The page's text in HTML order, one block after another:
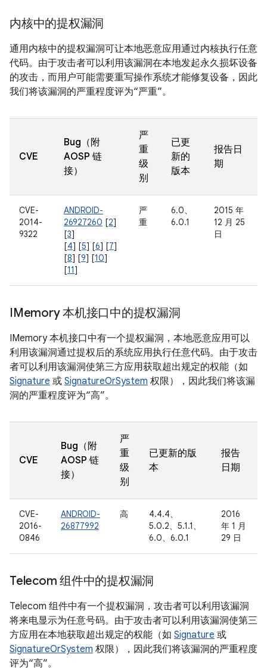
内核中的提权漏洞
通用内核中的提权漏洞可让本地恶意应用通过内核执行任意
代码。由于攻击者可以利用该漏洞在本地发起永久损坏设备
的攻击，而用户可能需要重写操作系统才能修复设备，因此
我们将该漏洞的严重程度评为“严重”。
CVE
Bug（附
AOSP 链
接）
严
重
级
别
已更
新的
版本
报告日
期
CVE-
2014-
9322
ANDROID-
26927260 [2]
[3]
[4] [5] [6] [7]
[8] [9] [10]
[11]
严
重
6.0、
6.0.1
2015 年
12 月 25
日
IMemory 本机接口中的提权漏洞
IMemory 本机接口中有一个提权漏洞，本地恶意应用可以
利用该漏洞通过提权后的系统应用执行任意代码。由于攻击
者可以利用该漏洞使第三方应用获取超出规定的权能（如
Signature 或 SignatureOrSystem 权限），因此我们将该漏
洞的严重程度评为“高”。
CVE
Bug（附
AOSP 链
接）
严
重
级
别
已更新的版
本
报告
日期
CVE-
2016-
0846
ANDROID-
26877992
高
4.4.4、
5.0.2、5.1.1、
6.0、6.0.1
2016
年 1 月
29 日
Telecom 组件中的提权漏洞
Telecom 组件中有一个提权漏洞，攻击者可以利用该漏洞
将来电显示为任意号码。由于攻击者可以利用该漏洞使第三
方应用在本地获取超出规定的权能（如 Signature 或
SignatureOrSystem 权限），因此我们将该漏洞的严重程度
评为“高”。